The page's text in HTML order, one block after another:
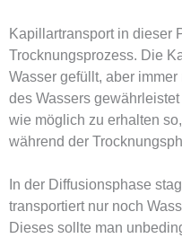
Kapillartransportin dieser
Trocknungsprozess. Die
Wasser gefüllt, aber
des Wassers
wie möglich zu erhalten
während der
In der Diffusionsphase
transportiert nur noch
Dieses sollte man